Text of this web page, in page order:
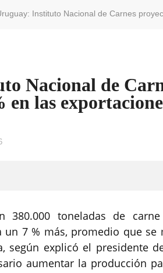
Instituto Nacional de Carnes
Nacional de
en las
380.000 toneladas de
un 7 % más, promedio que se
según explicó el presidente
aumentar la producción